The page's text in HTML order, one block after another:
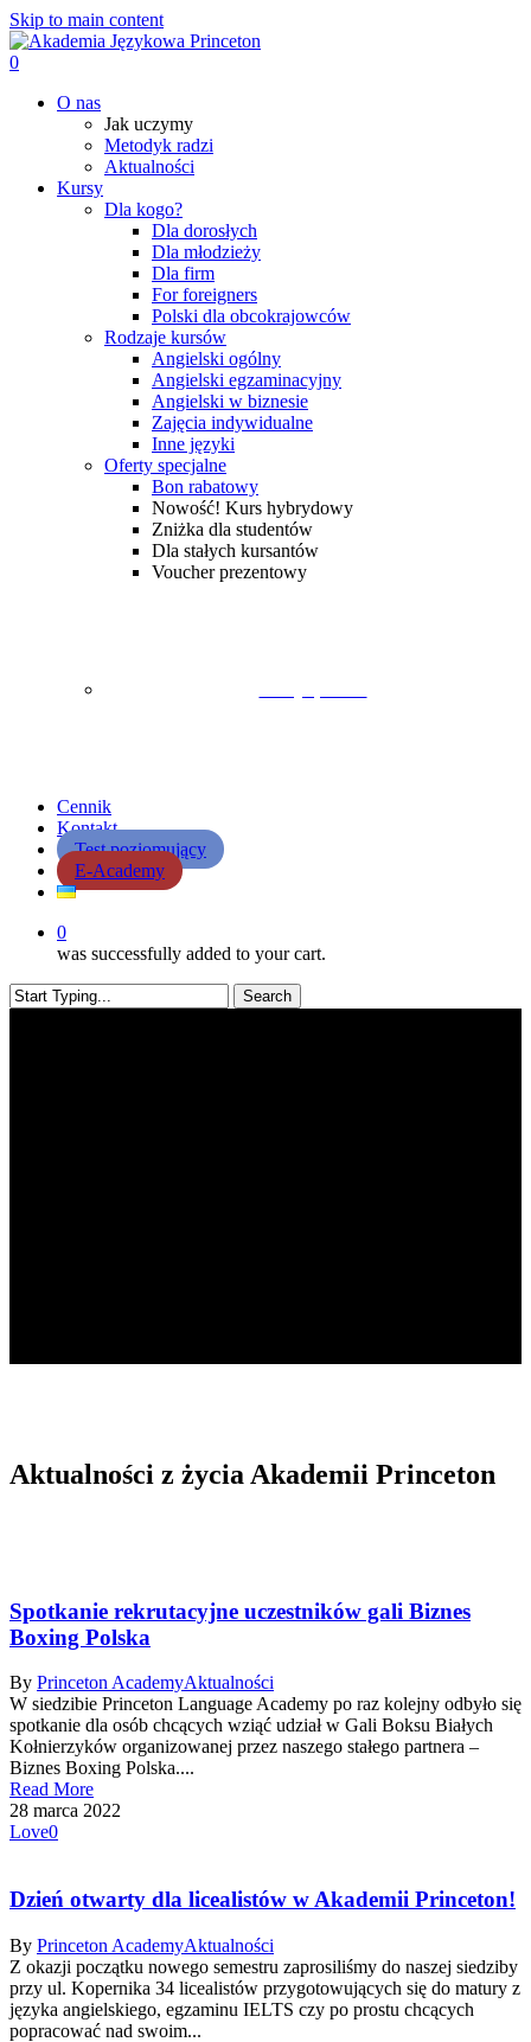
Skip to main content
0
O nas
Jak uczymy
Metodyk radzi
Aktualności
Kursy
Dla kogo?
Dla dorosłych
Dla młodzieży
Dla firm
For foreigners
Polski dla obcokrajowców
Rodzaje kursów
Angielski ogólny
Angielski egzaminacyjny
Angielski w biznesie
Zajęcia indywidualne
Inne języki
Oferty specjalne
Bon rabatowy
Nowość! Kurs hybrydowy
Zniżka dla studentów
Dla stałych kursantów
Voucher prezentowy
Cennik
Kontakt
Test poziomujący
E-Academy
0
was successfully added to your cart.
Search
Aktualności z życia Akademii Princeton
Spotkanie rekrutacyjne uczestników gali Biznes
Boxing Polska
By Princeton AcademyAktualności
W siedzibie Princeton Language Academy po raz kolejny odbyło się
spotkanie dla osób chcących wziąć udział w Gali Boksu Białych
Kołnierzyków organizowanej przez naszego stałego partnera –
Biznes Boxing Polska....
Read More
28 marca 2022
Love0
Dzień otwarty dla licealistów w Akademii Princeton!
By Princeton AcademyAktualności
Z okazji początku nowego semestru zaprosiliśmy do naszej siedziby
przy ul. Kopernika 34 licealistów przygotowujących się do matury z
języka angielskiego, egzaminu IELTS czy po prostu chcących
popracować nad swoim...